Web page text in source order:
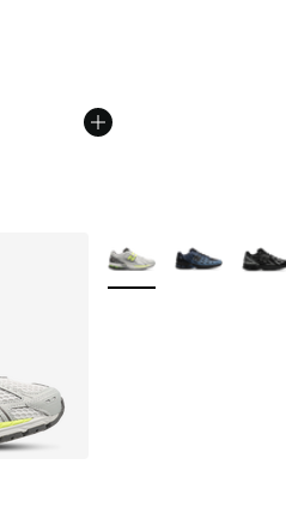
Weitere Farben